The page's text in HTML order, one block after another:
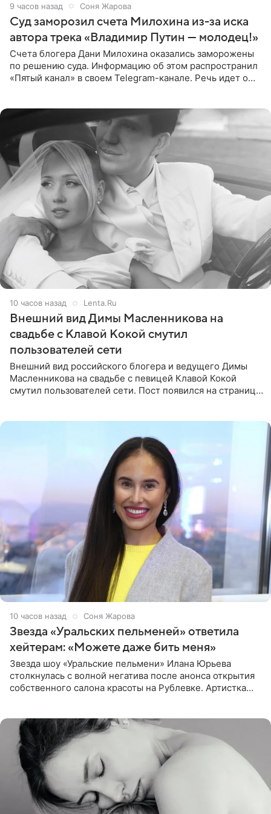
9 часов назад Соня Жарова
Суд заморозил счета Милохина из-за иска
автора трека «Владимир Путин — молодец!»
Счета блогера Дани Милохина оказались заморожены
по решению суда. Информацию об этом распространил
«Пятый канал» в своем Telegram-канале. Речь идет о
10 часов назад Lenta.Ru
Внешний вид Димы Масленникова на
свадьбе с Клавой Кокой смутил
пользователей сети
Внешний вид российского блогера и ведущего Димы
Масленникова на свадьбе с певицей Клавой Кокой
смутил пользователей сети. Пост появился на странице
10 часов назад Соня Жарова
Звезда «Уральских пельменей» ответила
хейтерам: «Можете даже бить меня»
Звезда шоу «Уральские пельмени» Илана Юрьева
столкнулась с волной негатива после анонса открытия
собственного салона красоты на Рублевке. Артистка